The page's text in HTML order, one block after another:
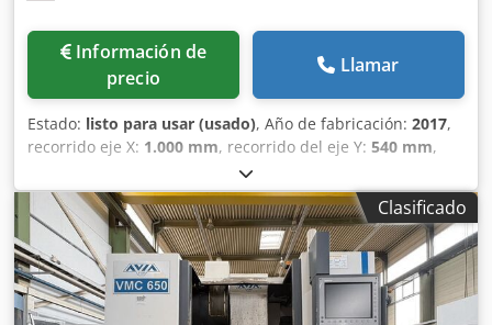
Información de
precio
Llamar
Estado: listo para usar (usado), Año de fabricación: 2017,
recorrido eje X: 1.000 mm, recorrido del eje Y: 540 mm,
, fabricante de controles:
HEIDENHAIN, modelo de controlador:iTNC530 HSCI, carga
de la mesa:1.000 kg, peso total:5.500 kg, velocidad del
cabezal (máx.):15.000 rpm, potencia del motor del husillo:
17.000 W, número de ranuras del almacén de
herramientas:30, número de ejes: 4 , Este centro de
mecanizado vertical Avia VMC 1000 de 4 ejes se fabricó en
Clasificado